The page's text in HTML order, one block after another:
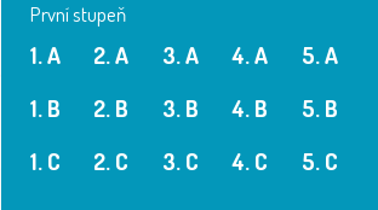
První stupeň
1. A
1. B
1. C
2. A
2. B
2. C
3. A
3. B
3. C
4. A
4. B
4. C
5. A
5. B
5. C